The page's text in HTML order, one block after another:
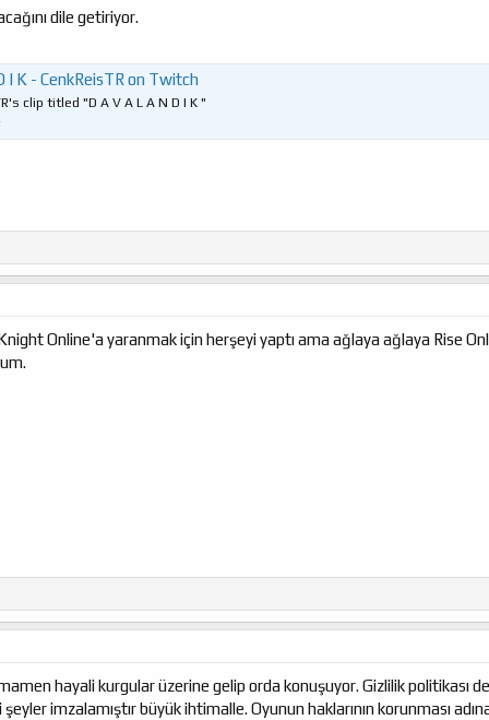
dile getiriyor.
I K - CenkReisTR on Twitch
clip titled "D A V A L A N D I K "
Online'a yaranmak için herşeyi yaptı ama ağlaya ağlaya Rise
hayali kurgular üzerine gelip orda konuşuyor. Gizlilik politikası
imzalamıştır büyük ihtimalle. Oyunun haklarının korunması